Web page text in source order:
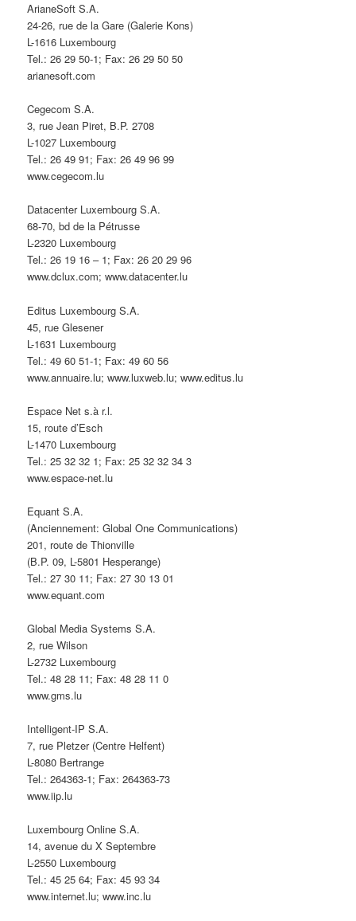
ArianeSoft S.A.
24-26, rue de la Gare (Galerie Kons)
L-1616 Luxembourg
Tel.: 26 29 50-1; Fax: 26 29 50 50
arianesoft.com
Cegecom S.A.
3, rue Jean Piret, B.P. 2708
L-1027 Luxembourg
Tel.: 26 49 91; Fax: 26 49 96 99
www.cegecom.lu
Datacenter Luxembourg S.A.
68-70, bd de la Pétrusse
L-2320 Luxembourg
Tel.: 26 19 16 – 1; Fax: 26 20 29 96
www.dclux.com; www.datacenter.lu
Editus Luxembourg S.A.
45, rue Glesener
L-1631 Luxembourg
Tel.: 49 60 51-1; Fax: 49 60 56
www.annuaire.lu; www.luxweb.lu; www.editus.lu
Espace Net s.à r.l.
15, route d’Esch
L-1470 Luxembourg
Tel.: 25 32 32 1; Fax: 25 32 32 34 3
www.espace-net.lu
Equant S.A.
(Anciennement: Global One Communications)
201, route de Thionville
(B.P. 09, L-5801 Hesperange)
Tel.: 27 30 11; Fax: 27 30 13 01
www.equant.com
Global Media Systems S.A.
2, rue Wilson
L-2732 Luxembourg
Tel.: 48 28 11; Fax: 48 28 11 0
www.gms.lu
Intelligent-IP S.A.
7, rue Pletzer (Centre Helfent)
L-8080 Bertrange
Tel.: 264363-1; Fax: 264363-73
www.iip.lu
Luxembourg Online S.A.
14, avenue du X Septembre
L-2550 Luxembourg
Tel.: 45 25 64; Fax: 45 93 34
www.internet.lu; www.inc.lu